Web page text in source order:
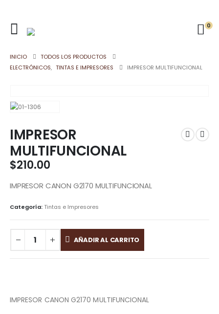
0
INICIO
TODOS LOS PRODUCTOS
ELECTRÓNICOS, TINTAS E IMPRESORES IMPRESOR MULTIFUNCIONAL
IMPRESOR
MULTIFUNCIONAL
$210.00
IMPRESOR CANON G2170 MULTIFUNCIONAL
Categoría:Tintas e Impresores
AÑADIR AL CARRITO
IMPRESOR CANON G2170 MULTIFUNCIONAL